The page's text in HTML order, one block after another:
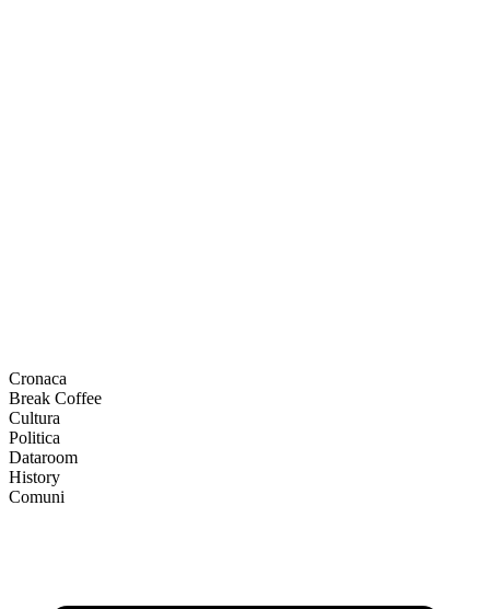
Cronaca
Break Coffee
Cultura
Politica
Dataroom
History
Comuni